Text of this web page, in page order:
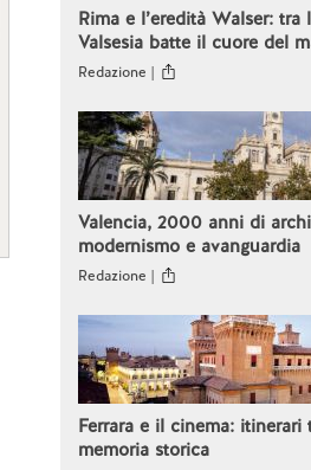
Rima e l’eredità Walser: tra
Valsesia batte il cuore del
Redazione |
Valencia, 2000 anni di
modernismo e avanguardia
Redazione |
Ferrara e il cinema: itinerari
memoria storica